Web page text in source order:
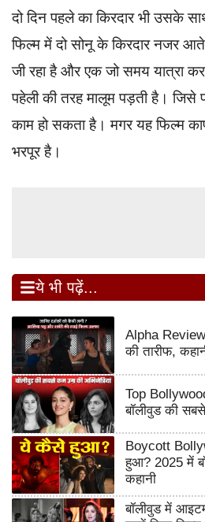
दो दिन पहले का किरदार भी उसके
फिल्म में दो सोनू के किरदार नजर
जी रहा है और एक जो समय यात्रा
पहेली की तरह मालूम पड़ती है। जिसे
काम हो सकता है। मगर यह फिल्म
भरपूर है।
ये भी पढ़ें...
Alpha
की तारीफ,
Top
बॉलीवुड की
Boycott
हुआ? 2025 में
कहानी
बॉलीवुड में